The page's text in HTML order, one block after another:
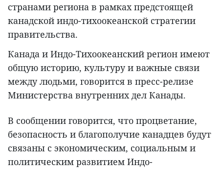
странами региона в рамках предстоящей
канадской индо-тихоокеанской стратегии
правительства.
Канада и Индо-Тихоокеанский регион имеют
общую историю, культуру и важные связи
между людьми, говорится в пресс-релизе
Министерства внутренних дел Канады.
В сообщении говорится, что процветание,
безопасность и благополучие канадцев будут
связаны с экономическим, социальным и
политическим развитием Индо-